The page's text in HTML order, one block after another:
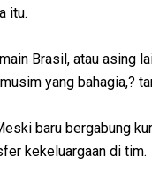
itu.
Brasil, atau asing
yang bahagia,?
baru bergabung
kekeluargaan di tim.